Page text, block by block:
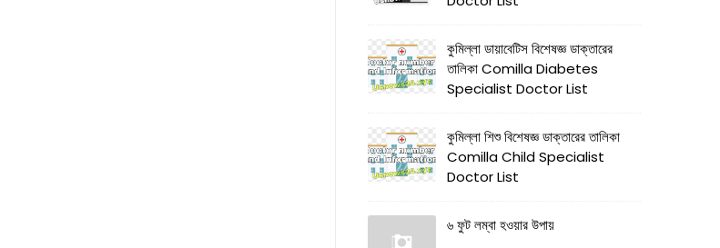
কুমিল্লা ডায়াবেটিস বিশেষজ্ঞ ডাক্তারের
তালিকা Comilla Diabetes
Specialist Doctor List
কুমিল্লা শিশু বিশেষজ্ঞ ডাক্তারের তালিকা
Comilla Child Specialist
Doctor List
৬ ফুট লম্বা হওয়ার উপায়